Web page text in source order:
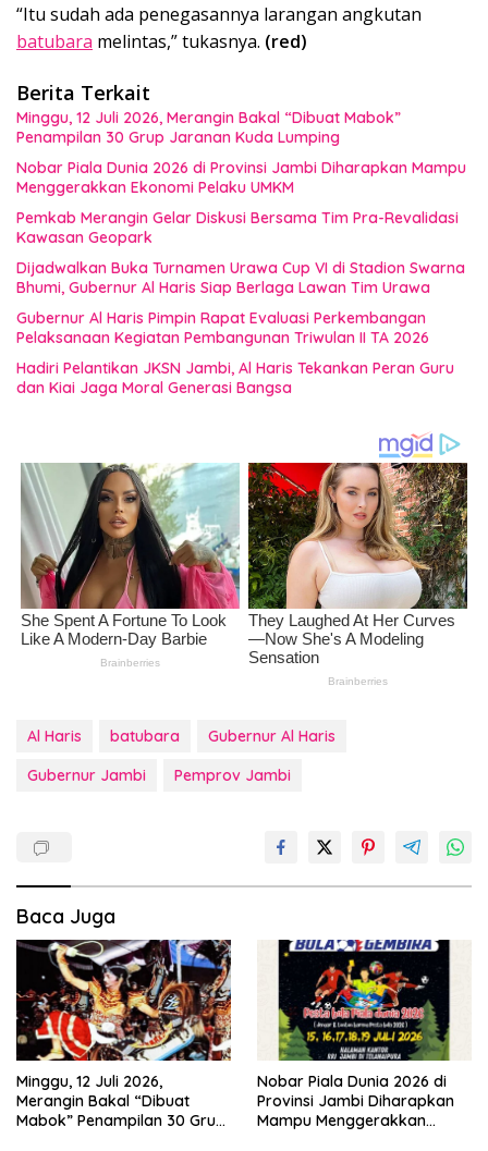
“Itu sudah ada penegasannya larangan angkutan
batubara melintas,” tukasnya. (red)
Berita Terkait
Minggu, 12 Juli 2026, Merangin Bakal “Dibuat Mabok”
Penampilan 30 Grup Jaranan Kuda Lumping
Nobar Piala Dunia 2026 di Provinsi Jambi Diharapkan Mampu
Menggerakkan Ekonomi Pelaku UMKM
Pemkab Merangin Gelar Diskusi Bersama Tim Pra-Revalidasi
Kawasan Geopark
Dijadwalkan Buka Turnamen Urawa Cup VI di Stadion Swarna
Bhumi, Gubernur Al Haris Siap Berlaga Lawan Tim Urawa
Gubernur Al Haris Pimpin Rapat Evaluasi Perkembangan
Pelaksanaan Kegiatan Pembangunan Triwulan II TA 2026
Hadiri Pelantikan JKSN Jambi, Al Haris Tekankan Peran Guru
dan Kiai Jaga Moral Generasi Bangsa
Al Haris batubara
Gubernur Al Haris
Gubernur Jambi
Pemprov Jambi
Baca Juga
Minggu, 12 Juli 2026,
Merangin Bakal “Dibuat
Mabok” Penampilan 30 Grup
Nobar Piala Dunia 2026 di
Provinsi Jambi Diharapkan
Mampu Menggerakkan